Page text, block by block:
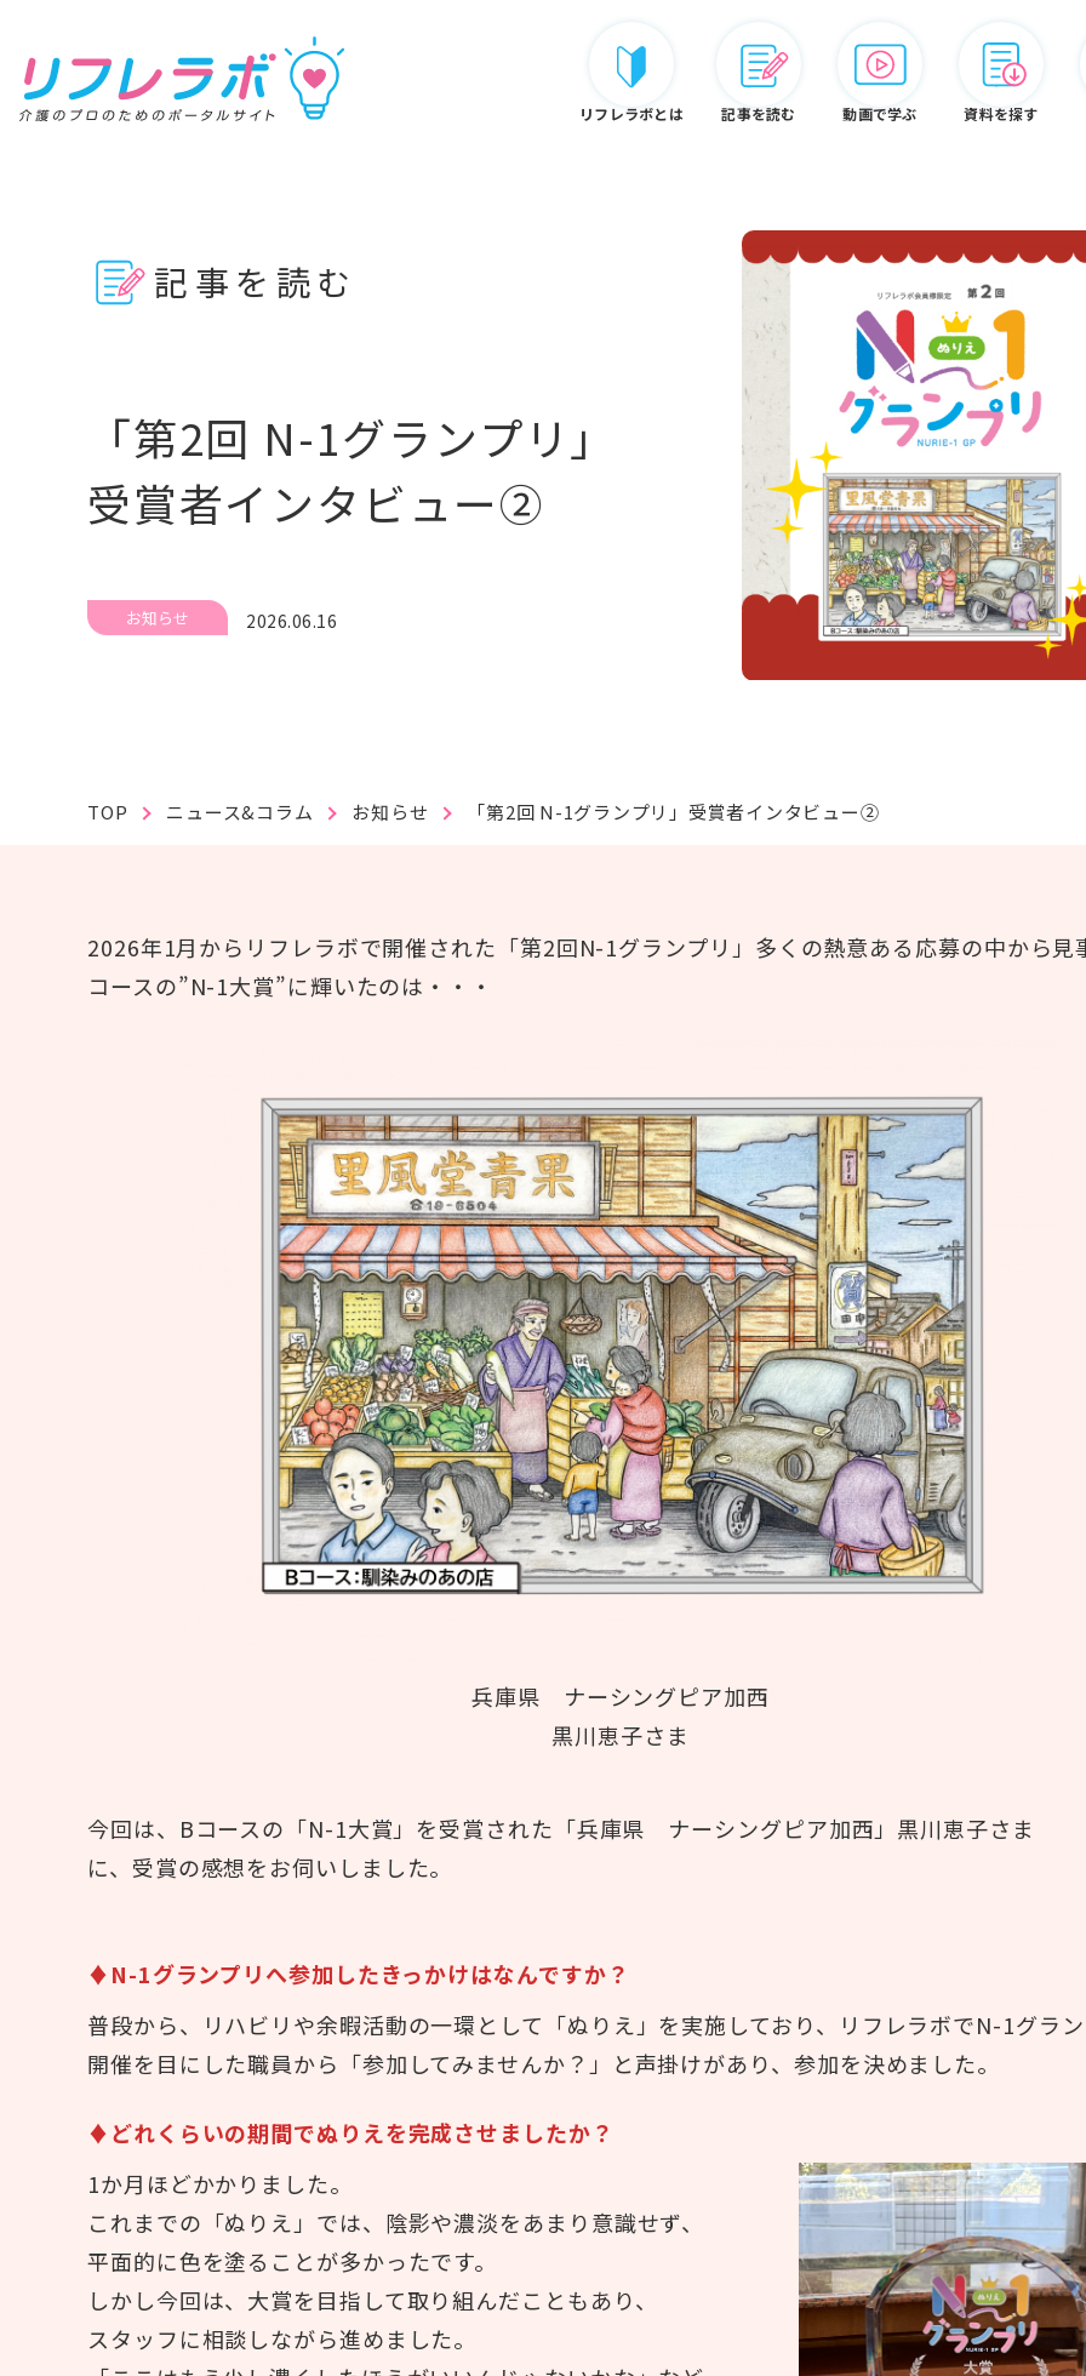
リフレラボとは 記事を読む 動画で学ぶ 資料を探す
認定資格 リフレラボとは
#レクリエーション
#BCP
#認知症
#ぬりえ
#事例紹介
#外国語対応
記事を読む
「第2回 N-1グランプリ」
受賞者インタビュー②
お知らせ 2026.06.16
TOP ニュース&コラム お知らせ 「第2回 N-1グランプリ」受賞者インタビュー②
2026年1月からリフレラボで開催された「第2回N-1グランプリ」多くの熱意ある応募の中から見
コースの”N-1大賞”に輝いたのは・・・
兵庫県 ナーシングピア加西
黒川恵子さま
今回は、Bコースの「N-1大賞」を受賞された「兵庫県 ナーシングピア加西」黒川恵子さま
に、受賞の感想をお伺いしました。
♦N-1グランプリへ参加したきっかけはなんですか？
普段から、リハビリや余暇活動の一環として「ぬりえ」を実施しており、リフレラボでN-1グラ
開催を目にした職員から「参加してみませんか？」と声掛けがあり、参加を決めました。
♦どれくらいの期間でぬりえを完成させましたか？
1か月ほどかかりました。
これまでの「ぬりえ」では、陰影や濃淡をあまり意識せず、
平面的に色を塗ることが多かったです。
しかし今回は、大賞を目指して取り組んだこともあり、
スタッフに相談しながら進めました。